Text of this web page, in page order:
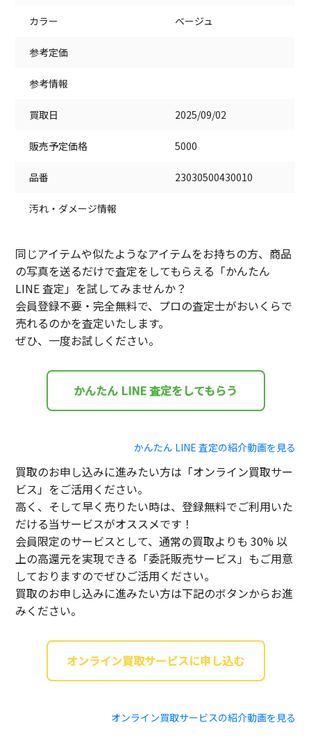
カラー ベージュ
参考定価
参考情報
買取日 2025/09/02
販売予定価格 5000
品番 23030500430010
汚れ・ダメージ情報
同じアイテムや似たようなアイテムをお持ちの方、商品
の写真を送るだけで査定をしてもらえる「かんたん
LINE 査定」を試してみませんか？
会員登録不要・完全無料で、プロの査定士がおいくらで
売れるのかを査定いたします。
ぜひ、一度お試しください。
かんたん LINE 査定をしてもらう
かんたん LINE 査定の紹介動画を見る
買取のお申し込みに進みたい方は「オンライン買取サー
ビス」をご活用ください。
高く、そして早く売りたい時は、登録無料でご利用いた
だける当サービスがオススメです！
会員限定のサービスとして、通常の買取よりも 30% 以
上の高還元を実現できる「委託販売サービス」もご用意
しておりますのでぜひご活用ください。
買取のお申し込みに進みたい方は下記のボタンからお進
みください。
オンライン買取サービスに申し込む
オンライン買取サービスの紹介動画を見る